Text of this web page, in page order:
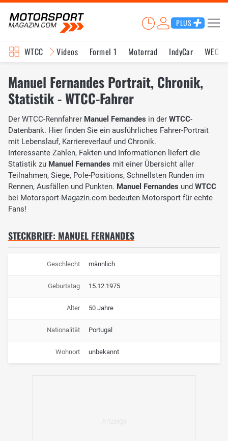
PLUS
WTCC Videos Formel 1 Motorrad IndyCar WEC
Manuel Fernandes Portrait, Chronik,
Statistik - WTCC-Fahrer
Der WTCC-Rennfahrer Manuel Fernandes in der WTCC-
Datenbank. Hier finden Sie ein ausführliches Fahrer-Portrait
mit Lebenslauf, Karriereverlauf und Chronik.
Interessante Zahlen, Fakten und Informationen liefert die
Statistik zu Manuel Fernandes mit einer Übersicht aller
Teilnahmen, Siege, Pole-Positions, Schnellsten Runden im
Rennen, Ausfällen und Punkten. Manuel Fernandes und WTCC
bei Motorsport-Magazin.com bedeuten Motorsport für echte
Fans!
STECKBRIEF: MANUEL FERNANDES
Geschlecht männlich
Geburtstag 15.12.1975
Alter 50 Jahre
Nationalität Portugal
Wohnort unbekannt